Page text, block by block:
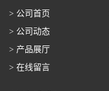
> 公司首页
> 公司动态
> 产品展厅
> 在线留言